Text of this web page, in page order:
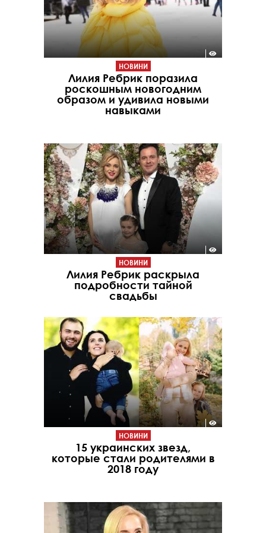
НОВИНИ
Лилия Ребрик поразила
роскошным новогодним
образом и удивила новыми
навыками
НОВИНИ
Лилия Ребрик раскрыла
подробности тайной
свадьбы
НОВИНИ
15 украинских звезд,
которые стали родителями в
2018 году